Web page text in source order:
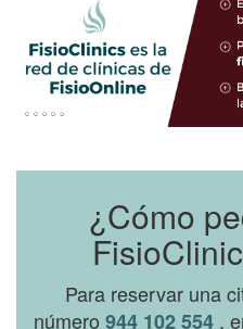
¿Cómo
Para reservar una
número944 102 554 ,